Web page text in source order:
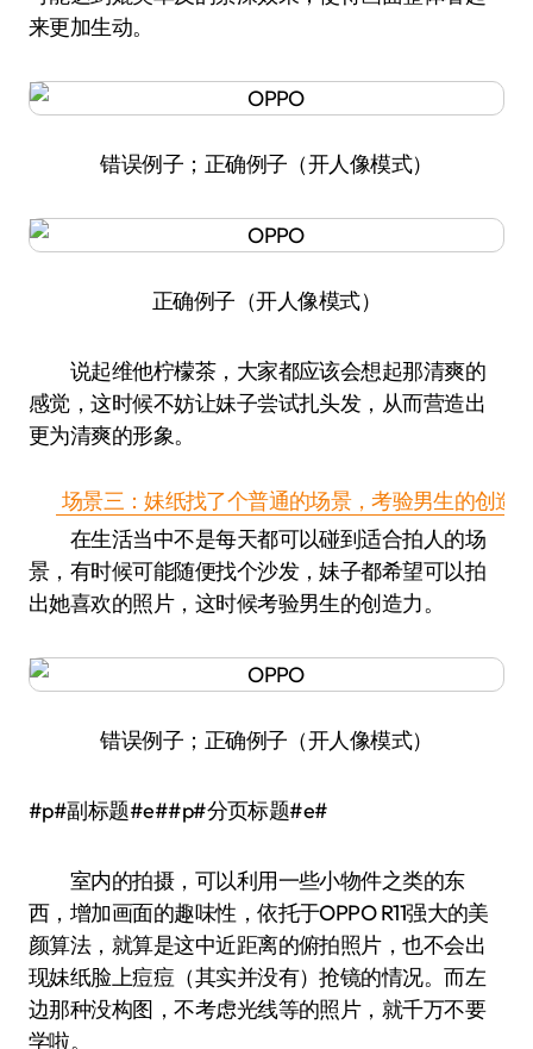
来更加生动。
错误例子；正确例子（开人像模式）
正确例子（开人像模式）
说起维他柠檬茶，大家都应该会想起那清爽的
感觉，这时候不妨让妹子尝试扎头发，从而营造出
更为清爽的形象。
场景三：妹纸找了个普通的场景，考验男生的创造
在生活当中不是每天都可以碰到适合拍人的场
景，有时候可能随便找个沙发，妹子都希望可以拍
出她喜欢的照片，这时候考验男生的创造力。
错误例子；正确例子（开人像模式）
#p#副标题#e##p#分页标题#e#
室内的拍摄，可以利用一些小物件之类的东
西，增加画面的趣味性，依托于OPPO R11强大的美
颜算法，就算是这中近距离的俯拍照片，也不会出
现妹纸脸上痘痘（其实并没有）抢镜的情况。而左
边那种没构图，不考虑光线等的照片，就千万不要
学啦。